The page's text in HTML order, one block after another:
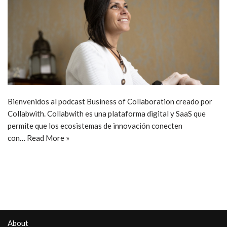
Bienvenidos al podcast Business of Collaboration creado por
Collabwith. Collabwith es una plataforma digital y SaaS que
permite que los ecosistemas de innovación conecten
con… Read More »
About